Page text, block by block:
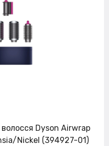
Dyson Airwrap
Nickel (394927-01)